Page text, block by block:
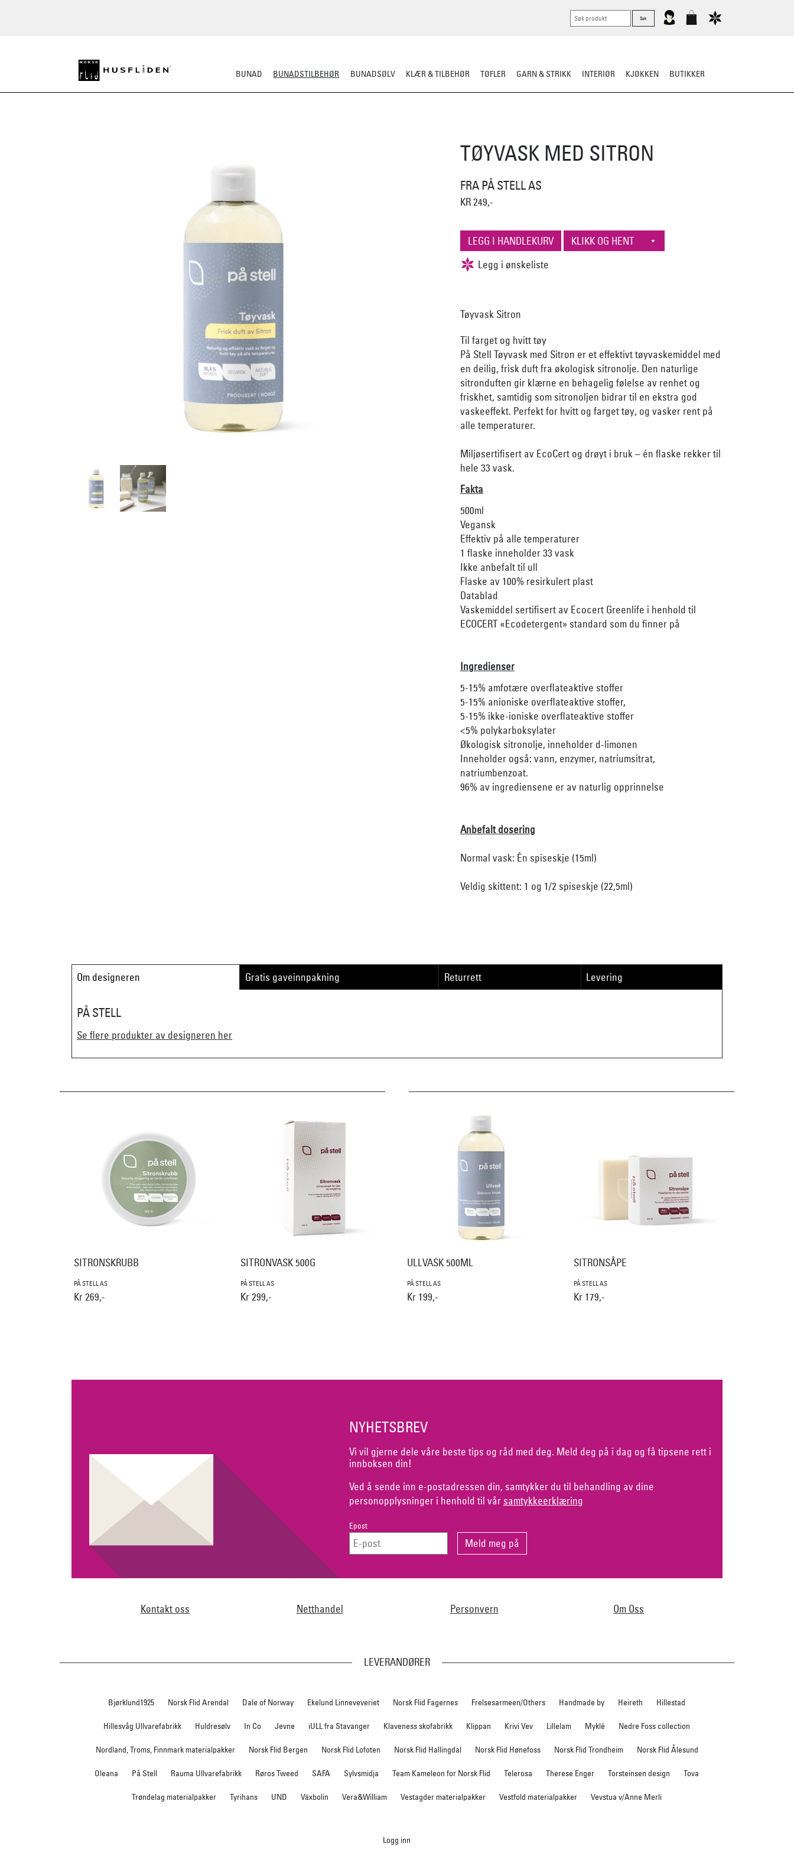
BUNAD BUNADSTILBEHØR BUNADSØLV KLÆR & TILBEHØR TØFLER GARN & STRIKK INTERIØR KJØKKEN BUTIKKER
TØYVASK MED SITRON
FRA PÅ STELL AS
KR 249,-
Tøyvask Sitron
Til farget og hvitt tøy
På Stell Tøyvask med Sitron er et effektivt tøyvaskemiddel med
en deilig, frisk duft fra økologisk sitronolje. Den naturlige
sitronduften gir klærne en behagelig følelse av renhet og
friskhet, samtidig som sitronoljen bidrar til en ekstra god
vaskeeffekt. Perfekt for hvitt og farget tøy, og vasker rent på
alle temperaturer.
Miljøsertifisert av EcoCert og drøyt i bruk – én flaske rekker til
hele 33 vask.
Fakta
500ml
Vegansk
Effektiv på alle temperaturer
1 flaske inneholder 33 vask
Ikke anbefalt til ull
Flaske av 100% resirkulert plast
Datablad
Vaskemiddel sertifisert av Ecocert Greenlife i henhold til
ECOCERT «Ecodetergent» standard som du finner på
Ingredienser
5-15% amfotære overflateaktive stoffer
5-15% anioniske overflateaktive stoffer,
5-15% ikke-ioniske overflateaktive stoffer
<5% polykarboksylater
Økologisk sitronolje, inneholder d-limonen
Inneholder også: vann, enzymer, natriumsitrat,
natriumbenzoat.
96% av ingrediensene er av naturlig opprinnelse
Anbefalt dosering
Normal vask: Én spiseskje (15ml)
Veldig skittent: 1 og 1/2 spiseskje (22,5ml)
Om designeren Gratis gaveinnpakning Returrett Levering
PÅ STELL
Se flere produkter av designeren her
SITRONSKRUBB
PÅ STELL AS
Kr 269,-
SITRONVASK 500G
PÅ STELL AS
Kr 299,-
ULLVASK 500ML
PÅ STELL AS
Kr 199,-
SITRONSÅPE
PÅ STELL AS
Kr 179,-
NYHETSBREV
Vi vil gjerne dele våre beste tips og råd med deg. Meld deg på i dag og få tipsene rett i
innboksen din!
Ved å sende inn e-postadressen din, samtykker du til behandling av dine
personopplysninger i henhold til vår samtykkeerklæring
Epost
Kontakt oss Netthandel Personvern Om Oss
LEVERANDØRER
Bjørklund1925 Norsk Flid Arendal Dale of Norway Ekelund Linneveveriet Norsk Flid Fagernes Frelsesarmeen/Others Handmade by Heireth Hillestad
Hillesvåg Ullvarefabrikk Huldresølv In Co Jevne iULL fra Stavanger Klaveness skofabrikk Klippan Krivi Vev Lillelam Myklé Nedre Foss collection
Nordland, Troms, Finnmark materialpakker Norsk Flid Bergen Norsk Flid Lofoten Norsk Flid Hallingdal Norsk Flid Hønefoss Norsk Flid Trondheim Norsk Flid Ålesund
Oleana På Stell Rauma Ullvarefabrikk Røros Tweed SAFA Sylvsmidja Team Kameleon for Norsk Flid Telerosa Therese Enger Torsteinsen design Tova
Trøndelag materialpakker Tyrihans UND Växbolin Vera&William Vestagder materialpakker Vestfold materialpakker Vevstua v/Anne Merli
Logg inn